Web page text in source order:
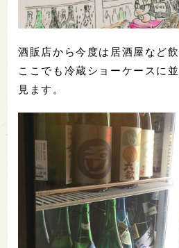
酒販店から今度は居酒屋など
ここでも冷蔵ショーケースに
見ます。